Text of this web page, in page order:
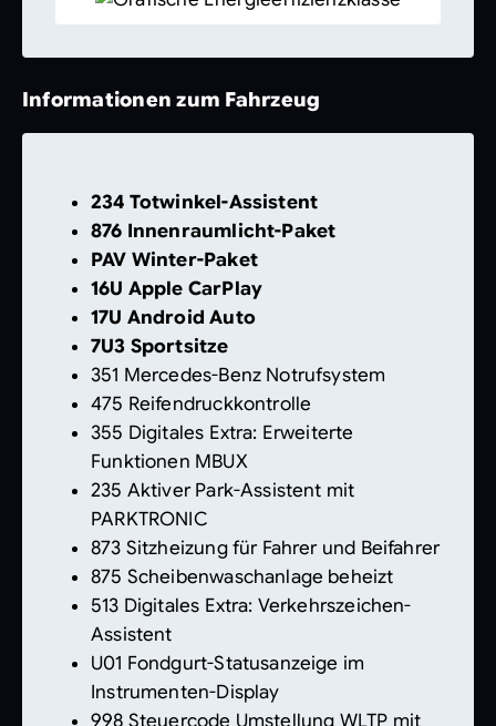
Informationen zum Fahrzeug
234 Totwinkel-Assistent
876 Innenraumlicht-Paket
PAV Winter-Paket
16U Apple CarPlay
17U Android Auto
7U3 Sportsitze
351 Mercedes-Benz Notrufsystem
475 Reifendruckkontrolle
355 Digitales Extra: Erweiterte
Funktionen MBUX
235 Aktiver Park-Assistent mit
PARKTRONIC
873 Sitzheizung für Fahrer und Beifahrer
875 Scheibenwaschanlage beheizt
513 Digitales Extra: Verkehrszeichen-
Assistent
U01 Fondgurt-Statusanzeige im
Instrumenten-Display
998 Steuercode Umstellung WLTP mit